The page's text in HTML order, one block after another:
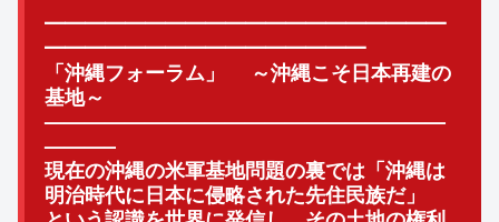
━━━━━━━━━━━━━━━━━━━━
━━━━━━━━━━━━━━━━
「沖縄フォーラム」 ～沖縄こそ日本再建の
基地～
————————————————————
———–
現在の沖縄の米軍基地問題の裏では「沖縄は
明治時代に日本に侵略された先住民族だ」